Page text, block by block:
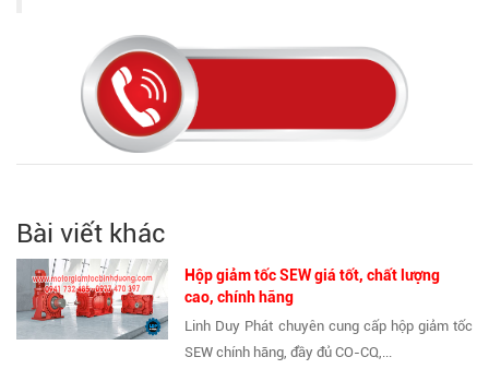
Bài viết khác
Hộp giảm tốc SEW giá tốt, chất lượng
cao, chính hãng
Linh Duy Phát chuyên cung cấp hộp giảm tốc
SEW chính hãng, đầy đủ CO-CQ,...